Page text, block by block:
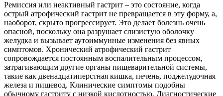
Ремиссия или неактивный гастрит – это состояние, когда
острый атрофический гастрит не превращается в эту форму, а,
наоборот, скрыто прогрессирует. Это делает болезнь очень
опасной, поскольку она разрушает слизистую оболочку
желудка и вызывает аутоиммунные изменения без явных
симптомов. Хронический атрофический гастрит
сопровождается постоянным воспалительным процессом,
затрагивающим другие органы пищеварительной системы,
такие как двенадцатиперстная кишка, печень, поджелудочная
железа и пищевод. Клинические симптомы подобны
обычному гастриту с низкой кислотностью. Диагностические